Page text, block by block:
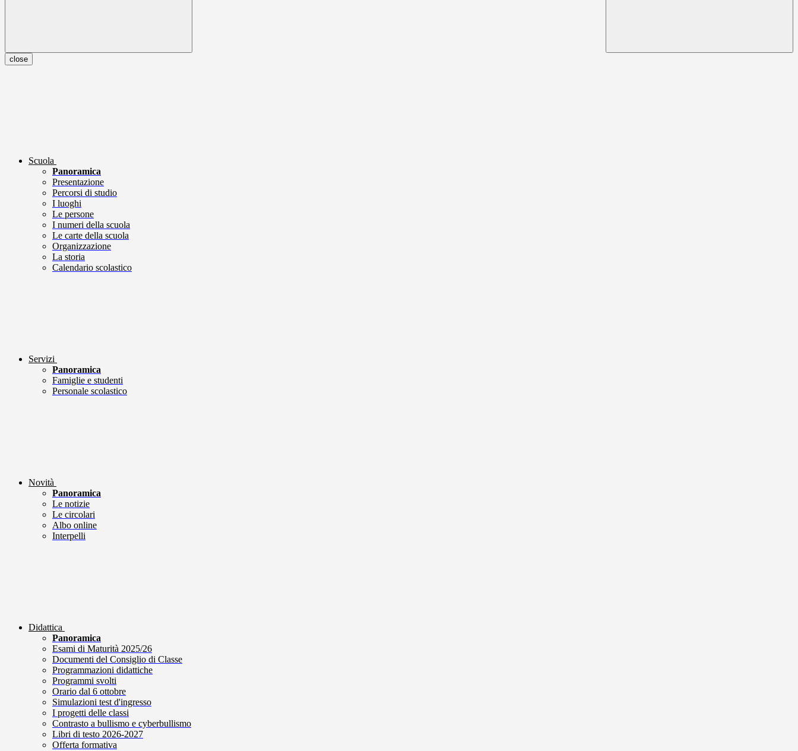
close
Scuola
Panoramica
Presentazione
Percorsi di studio
I luoghi
Le persone
I numeri della scuola
Le carte della scuola
Organizzazione
La storia
Calendario scolastico
Servizi
Panoramica
Famiglie e studenti
Personale scolastico
Novità
Panoramica
Le notizie
Le circolari
Albo online
Interpelli
Didattica
Panoramica
Esami di Maturità 2025/26
Documenti del Consiglio di Classe
Programmazioni didattiche
Programmi svolti
Orario dal 6 ottobre
Simulazioni test d'ingresso
I progetti delle classi
Contrasto a bullismo e cyberbullismo
Libri di testo 2026-2027
Offerta formativa